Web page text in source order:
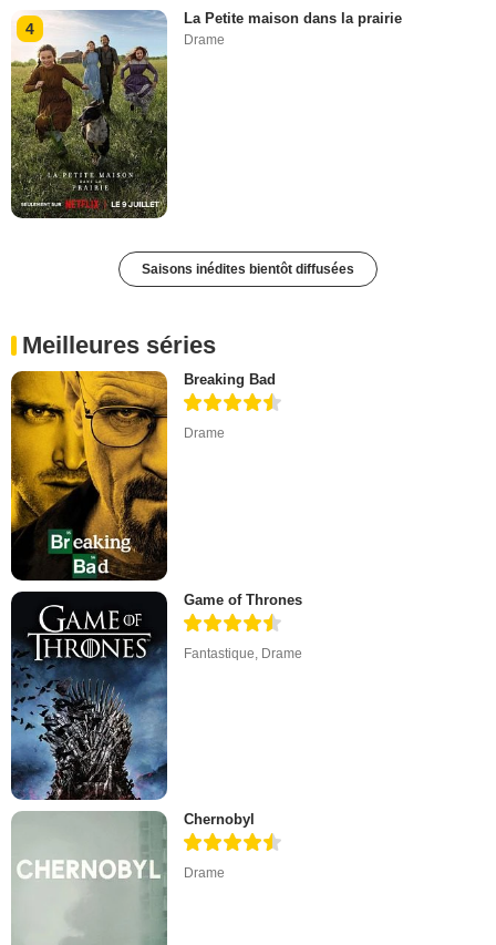
4
La Petite maison dans la prairie
Drame
Saisons inédites bientôt diffusées
Meilleures séries
Breaking Bad
Drame
Game of Thrones
Fantastique Drame
Chernobyl
Drame